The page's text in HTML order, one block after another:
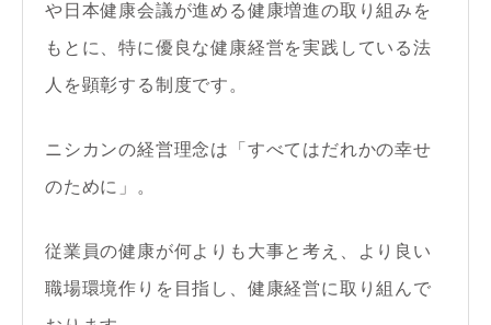
や日本健康会議が進める健康増進の取り組みを
もとに、特に優良な健康経営を実践している法
人を顕彰する制度です。
ニシカンの経営理念は「すべてはだれかの幸せ
のために」。
従業員の健康が何よりも大事と考え、より良い
職場環境作りを目指し、健康経営に取り組んで